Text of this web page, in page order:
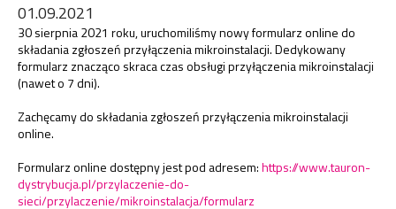
01.09.2021
30 sierpnia 2021 roku, uruchomiliśmy nowy formularz online do
składania zgłoszeń przyłączenia mikroinstalacji. Dedykowany
formularz znacząco skraca czas obsługi przyłączenia mikroinstalacji
(nawet o 7 dni).
Zachęcamy do składania zgłoszeń przyłączenia mikroinstalacji
online.
Formularz online dostępny jest pod adresem:https://www.tauron-
dystrybucja.pl/przylaczenie-do-
sieci/przylaczenie/mikroinstalacja/formularz